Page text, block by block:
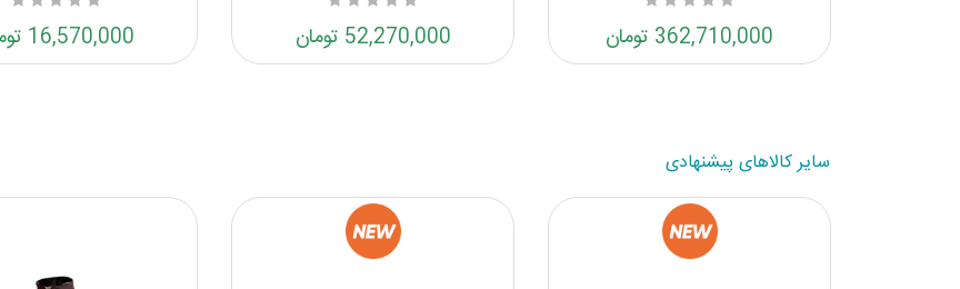
16,570,000 تومان 52,270,000 تومان 362,710,000 تومان
سایر کالاهای پیشنهادی